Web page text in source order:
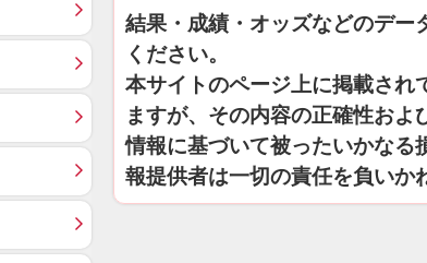
結果・成績・オッズなどのデー
ください。
本サイトのページ上に掲載され
ますが、その内容の正確性お
情報に基づいて被ったいかなる
報提供者は一切の責任を負いか